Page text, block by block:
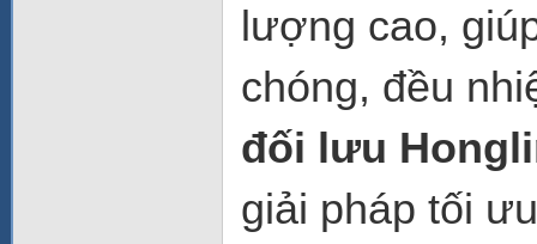
lượng cao,
chóng, đều
đối lưu
giải pháp tối